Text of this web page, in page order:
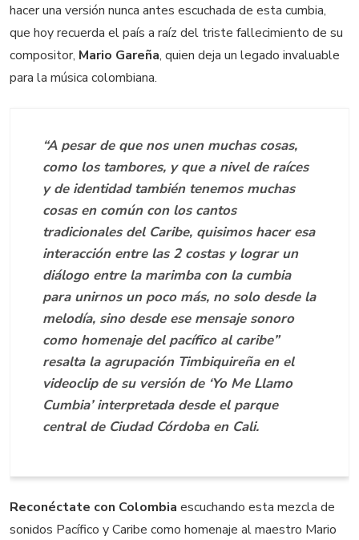
hacer una versión nunca antes escuchada de esta cumbia,
que hoy recuerda el país a raíz del triste fallecimiento de su
compositor, Mario Gareña, quien deja un legado invaluable
para la música colombiana.
“A pesar de que nos unen muchas cosas,
como los tambores, y que a nivel de raíces
y de identidad también tenemos muchas
cosas en común con los cantos
tradicionales del Caribe, quisimos hacer esa
interacción entre las 2 costas y lograr un
diálogo entre la marimba con la cumbia
para unirnos un poco más, no solo desde la
melodía, sino desde ese mensaje sonoro
como homenaje del pacífico al caribe”
resalta la agrupación Timbiquireña en el
videoclip de su versión de ‘Yo Me Llamo
Cumbia’ interpretada desde el parque
central de Ciudad Córdoba en Cali.
Reconéctate con Colombia escuchando esta mezcla de
sonidos Pacífico y Caribe como homenaje al maestro Mario